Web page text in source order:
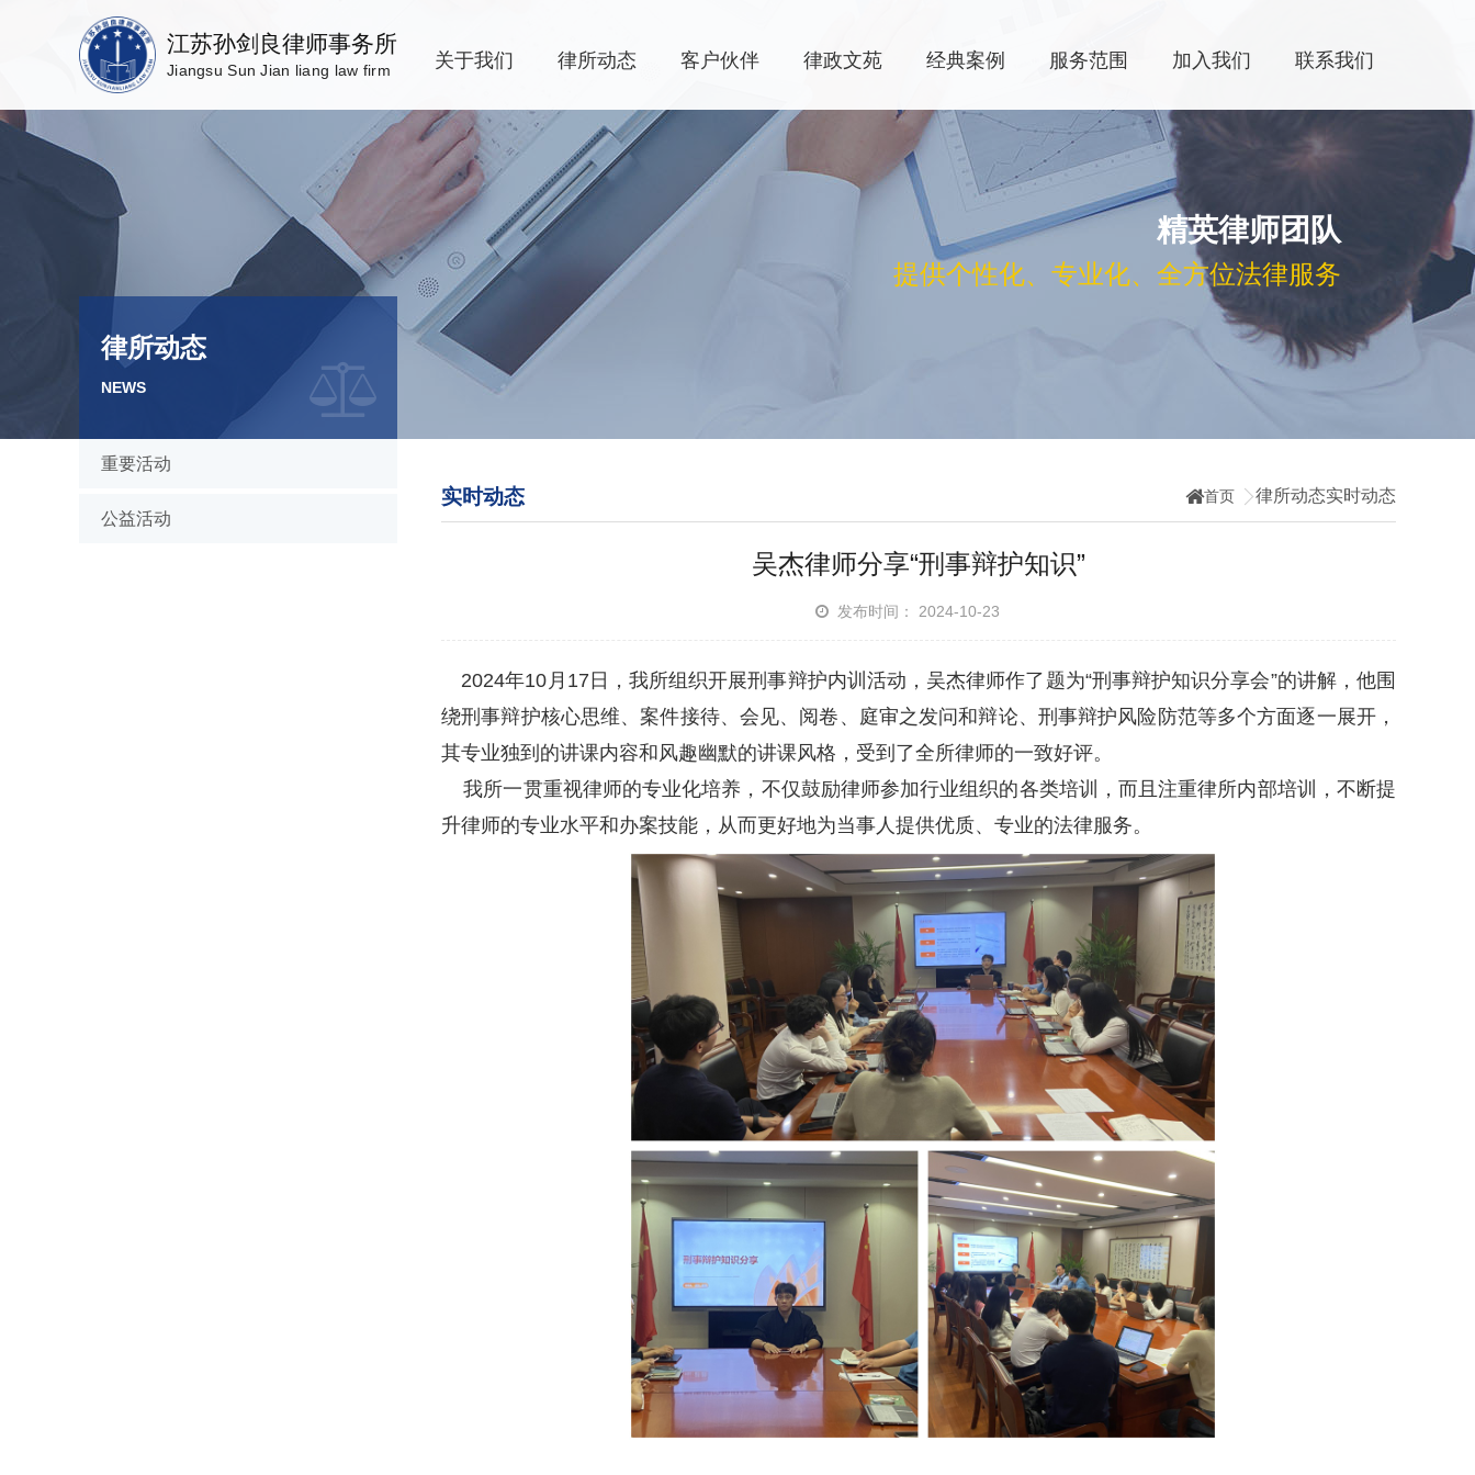
江苏孙剑良律师事务所
Jiangsu Sun Jian liang law firm 关于我们 律所动态 客户伙伴 律政文苑 经典案例 服务范围 加入我们 联系我们
精英律师团队
提供个性化、专业化、全方位法律服务​
律所动态
NEWS
重要活动
公益活动
实时动态 首页 律所动态实时动态
吴杰律师分享“刑事辩护知识”
发布时间： 2024-10-23
2024年10月17日，我所组织开展刑事辩护内训活动，吴杰律师作了题为“刑事辩护知识分享会”的讲解，他围
绕刑事辩护核心思维、案件接待、会见、阅卷、庭审之发问和辩论、刑事辩护风险防范等多个方面逐一展开，
其专业独到的讲课内容和风趣幽默的讲课风格，受到了全所律师的一致好评。
我所一贯重视律师的专业化培养，不仅鼓励律师参加行业组织的各类培训，而且注重律所内部培训，不断提
升律师的专业水平和办案技能，从而更好地为当事人提供优质、专业的法律服务。